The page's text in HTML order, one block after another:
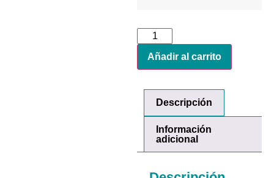
Añadir al carrito
Descripción
Información
adicional